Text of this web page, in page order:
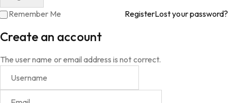
Remember Me RegisterLost your password?
Create an account
The user name or email address is not correct.